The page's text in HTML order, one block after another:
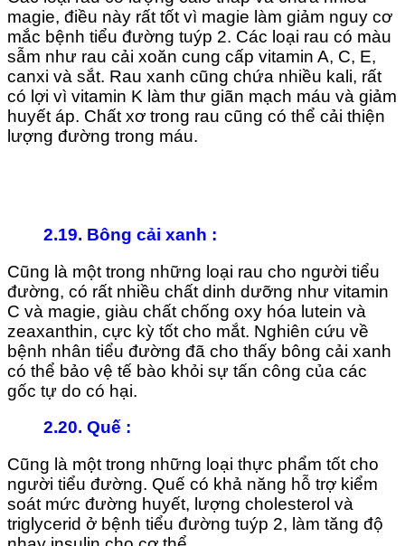
magie, điều này rất tốt vì magie làm giảm nguy cơ
mắc bệnh tiểu đường tuýp 2. Các loại rau có màu
sẫm như rau cải xoăn cung cấp vitamin A, C, E,
canxi và sắt. Rau xanh cũng chứa nhiều kali, rất
có lợi vì vitamin K làm thư giãn mạch máu và giảm
huyết áp. Chất xơ trong rau cũng có thể cải thiện
lượng đường trong máu.
2.19. Bông cải xanh :
Cũng là một trong những loại rau cho người tiểu
đường, có rất nhiều chất dinh dưỡng như vitamin
C và magie, giàu chất chống oxy hóa lutein và
zeaxanthin, cực kỳ tốt cho mắt. Nghiên cứu về
bệnh nhân tiểu đường đã cho thấy bông cải xanh
có thể bảo vệ tế bào khỏi sự tấn công của các
gốc tự do có hại.
2.20. Quế :
Cũng là một trong những loại thực phẩm tốt cho
người tiểu đường. Quế có khả năng hỗ trợ kiểm
soát mức đường huyết, lượng cholesterol và
triglycerid ở bệnh tiểu đường tuýp 2, làm tăng độ